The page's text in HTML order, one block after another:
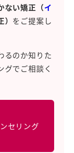
ない矯正（イ
をご提案し
るのか知りた
グでご相談く
セリング